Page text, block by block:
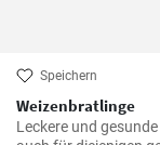
Speichern
Weizenbratlinge
Leckere und